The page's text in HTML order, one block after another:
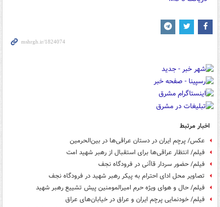
اخبار مرتبط
عکس/ پرچم ایران در دستان عراقی‌ها در بین‌الحرمین
فیلم/ انتظار عراقی‌ها برای استقبال از رهبر شهید امت
فیلم/ حضور سردار قاآنی در فرودگاه نجف
تصاویر محل ادای احترام به پیکر رهبر شهید در فرودگاه نجف
فیلم/ حال و هوای ویژه حرم امیرالمومنین پیش تشییع رهبر شهید
فیلم/ خودنمایی پرچم ایران و عراق در خیابان‌های عراق